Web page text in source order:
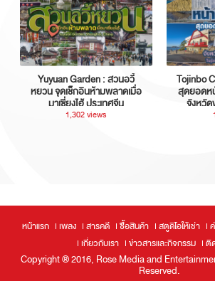
Yuyuan Garden : สวนอวี้
หยวน จุดเช็กอินห้ามพลาดเมื่อ
มาเซี่ยงไฮ้ ประเทศจีน
1,302 views
Tojinbo
สุดยอดห
จังหวั
หน้าแรก เพลง สารคดี ซื้อสินค้า สตูดิโอให้เช่า
เกี่ยวกับเรา
ข่าวสารและกิจกรรม ติ
Copyright ® 2016, Rose Media and
Reserved.